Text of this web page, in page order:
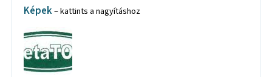
Képek– kattints a nagyításhoz